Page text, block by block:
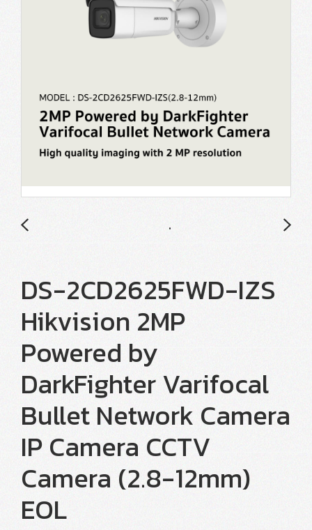
DS-2CD2625FWD-IZS
Hikvision 2MP
Powered by
DarkFighter Varifocal
Bullet Network Camera
IP Camera CCTV
Camera (2.8-12mm)
EOL